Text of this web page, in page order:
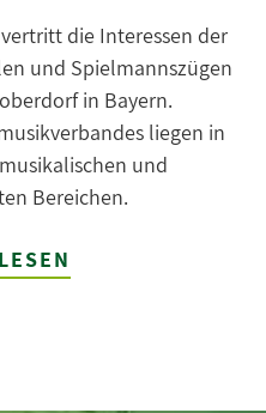
die Interessen der
und Spielmannszügen
in Bayern.
liegen in
und
Bereichen.